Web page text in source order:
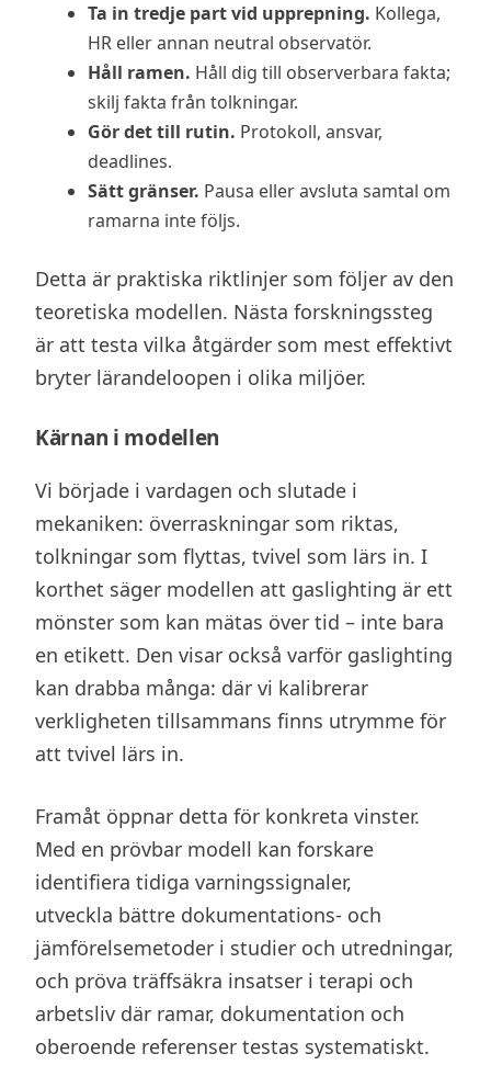
Ta in tredje part vid upprepning. Kollega,
HR eller annan neutral observatör.
Håll ramen. Håll dig till observerbara fakta;
skilj fakta från tolkningar.
Gör det till rutin. Protokoll, ansvar,
deadlines.
Sätt gränser. Pausa eller avsluta samtal om
ramarna inte följs.
Detta är praktiska riktlinjer som följer av den
teoretiska modellen. Nästa forskningssteg
är att testa vilka åtgärder som mest effektivt
bryter lärandeloopen i olika miljöer.
Kärnan i modellen
Vi började i vardagen och slutade i
mekaniken: överraskningar som riktas,
tolkningar som flyttas, tvivel som lärs in. I
korthet säger modellen att gaslighting är ett
mönster som kan mätas över tid – inte bara
en etikett. Den visar också varför gaslighting
kan drabba många: där vi kalibrerar
verkligheten tillsammans finns utrymme för
att tvivel lärs in.
Framåt öppnar detta för konkreta vinster.
Med en prövbar modell kan forskare
identifiera tidiga varningssignaler,
utveckla bättre dokumentations- och
jämförelsemetoder i studier och utredningar,
och pröva träffsäkra insatser i terapi och
arbetsliv där ramar, dokumentation och
oberoende referenser testas systematiskt.